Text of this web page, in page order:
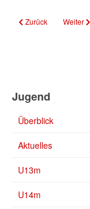
Vorheriger Beitrag:
Zurück Weiter
Jugend
Überblick
Aktuelles
U13m
U14m